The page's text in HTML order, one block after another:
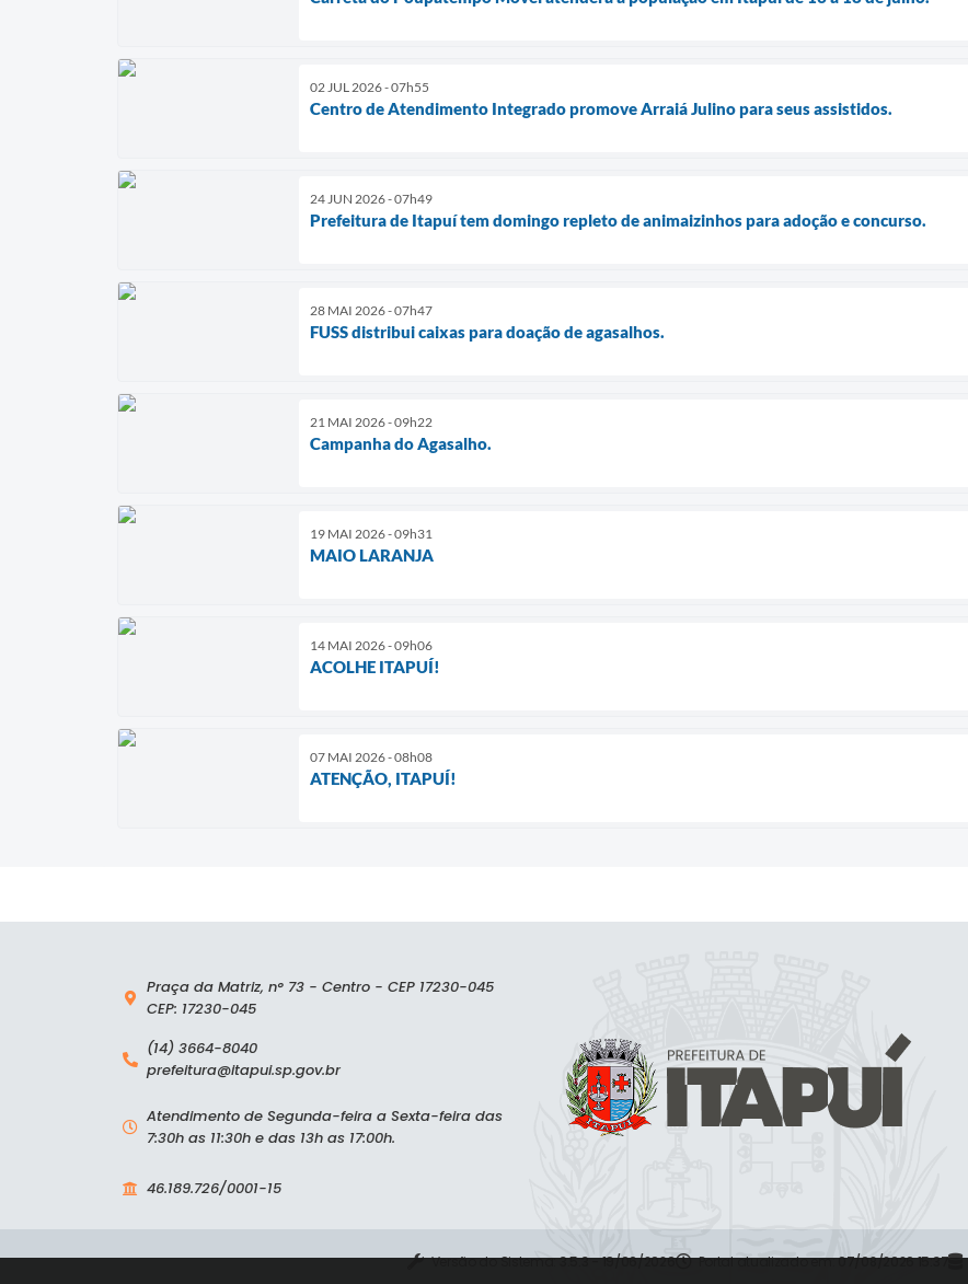
02 JUL 2026 - 07h55
Centro de Atendimento Integrado promove Arraiá Julino para seus assistidos.
24 JUN 2026 - 07h49
Prefeitura de Itapuí tem domingo repleto de animaizinhos para adoção e concurso.
28 MAI 2026 - 07h47
FUSS distribui caixas para doação de agasalhos.
21 MAI 2026 - 09h22
Campanha do Agasalho.
19 MAI 2026 - 09h31
MAIO LARANJA
14 MAI 2026 - 09h06
ACOLHE ITAPUÍ!
07 MAI 2026 - 08h08
ATENÇÃO, ITAPUÍ!
Praça da Matriz, n° 73 - Centro - CEP 17230-045
CEP: 17230-045
(14) 3664-8040
prefeitura@itapui.sp.gov.br
Atendimento de Segunda-feira a Sexta-feira das
7:30h as 11:30h e das 13h as 17:00h.
46.189.726/0001-15
Versão do Sistema:3.5.3 - 19/06/2026 Portal atualizado em:07/08/2026 15:37